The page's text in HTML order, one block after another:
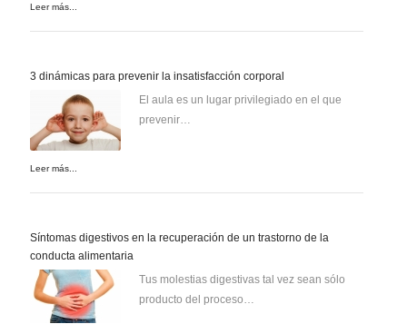
Leer más...
3 dinámicas para prevenir la insatisfacción corporal
El aula es un lugar privilegiado en el que
prevenir…
Leer más...
Síntomas digestivos en la recuperación de un trastorno de la
conducta alimentaria
Tus molestias digestivas tal vez sean sólo
producto del proceso…